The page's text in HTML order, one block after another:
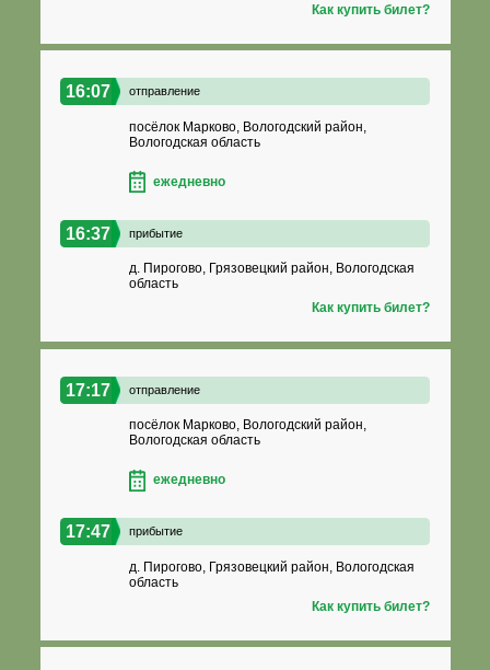
Как купить билет?
16:07 отправление
посёлок Марково, Вологодский район,
Вологодская область
ежедневно
16:37 прибытие
д. Пирогово, Грязовецкий район, Вологодская
область
Как купить билет?
17:17 отправление
посёлок Марково, Вологодский район,
Вологодская область
ежедневно
17:47 прибытие
д. Пирогово, Грязовецкий район, Вологодская
область
Как купить билет?